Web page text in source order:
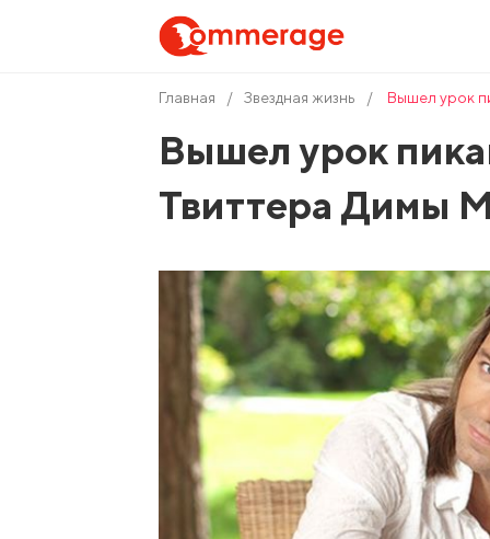
Главная Звездная жизнь Вышел урок
Вышел урок
Твиттера Димы